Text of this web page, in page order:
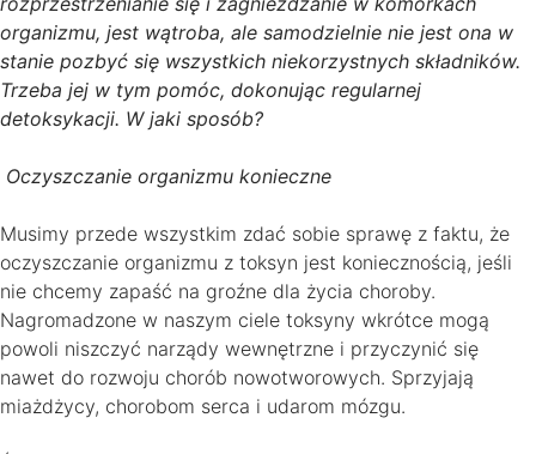
organizmu, jest wątroba, ale samodzielnie nie jest ona w
stanie pozbyć się wszystkich niekorzystnych składników.
Trzeba jej w tym pomóc, dokonując regularnej
detoksykacji. W jaki sposób?
Oczyszczanie organizmu konieczne
Musimy przede wszystkim zdać sobie sprawę z faktu, że
oczyszczanie organizmu z toksyn jest koniecznością, jeśli
nie chcemy zapaść na groźne dla życia choroby.
Nagromadzone w naszym ciele toksyny wkrótce mogą
powoli niszczyć narządy wewnętrzne i przyczynić się
nawet do rozwoju chorób nowotworowych. Sprzyjają
miażdżycy, chorobom serca i udarom mózgu.